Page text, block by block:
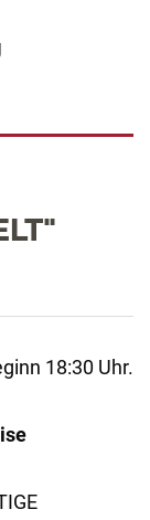
18:30 Uhr.